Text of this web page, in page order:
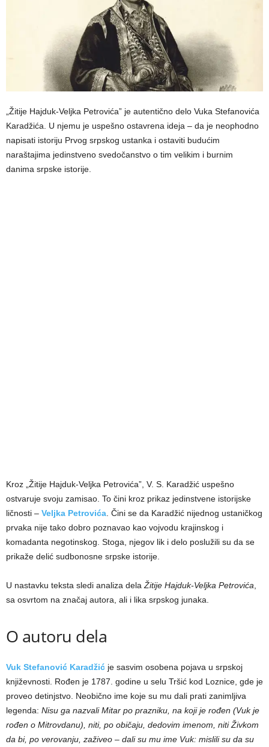
„Žitije Hajduk-Veljka Petrovića” je autentično delo Vuka Stefanovića
Karadžića. U njemu je uspešno ostavrena ideja – da je neophodno
napisati istoriju Prvog srpskog ustanka i ostaviti budućim
naraštajima jedinstveno svedočanstvo o tim velikim i burnim
danima srpske istorije.
Kroz „Žitije Hajduk-Veljka Petrovića”, V. S. Karadžić uspešno
ostvaruje svoju zamisao. To čini kroz prikaz jedinstvene istorijske
ličnosti – Veljka Petrovića . Čini se da Karadžić nijednog ustaničkog
prvaka nije tako dobro poznavao kao vojvodu krajinskog i
komadanta negotinskog. Stoga, njegov lik i delo poslužili su da se
prikaže delić sudbonosne srpske istorije.
U nastavku teksta sledi analiza dela Žitije Hajduk-Veljka Petrovića
sa osvrtom na značaj autora, ali i lika srpskog junaka.
O autoru dela
Vuk Stefanović Karadžić je sasvim osobena pojava u srpskoj
književnosti. Rođen je 1787. godine u selu Tršić kod Loznice, gde je
proveo detinjstvo. Neobično ime koje su mu dali prati zanimljiva
legenda: Nisu ga nazvali Mitar po prazniku, na koji je rođen (Vuk je
rođen o Mitrovdanu), niti, po običaju, dedovim imenom, niti Živkom
da bi, po verovanju, zaživeo – dali su mu ime Vuk: mislili su da su